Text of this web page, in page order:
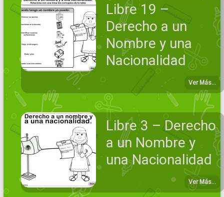
Libre 19 –
Derecho a un
Nombre y una
Nacionalidad
Ver Más...
Libre 3 – Derecho
a un Nombre y
una Nacionalidad
Ver Más...